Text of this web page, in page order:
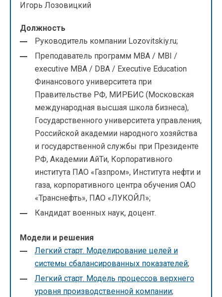
Игорь Лозовицкий
Должность
Руководитель компании Lozovitskiy.ru;
Преподаватель программ МВА / MBI /
executive МВА / DBA / Executive Education
Финансового университета при
Правительстве РФ, МИРБИС (Московская
международная высшая школа бизнеса),
Государственного университета управления,
Российской академии народного хозяйства
и государственной службы при Президенте
РФ, Академии АйТи, Корпоративного
института ПАО «Газпром», Института нефти и
газа, корпоративного центра обучения ОАО
«Транснефть», ПАО «ЛУКОЙЛ»;
Кандидат военных наук, доцент.
Модели и решения
Легкий старт. Моделирование целей и
системы сбалансированных показателей;
Легкий старт. Модель процессов верхнего
уровня производственной компании;